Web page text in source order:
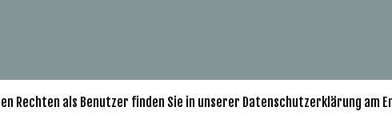
Rechten als Benutzer finden Sie in unserer Datenschutzerklärung am